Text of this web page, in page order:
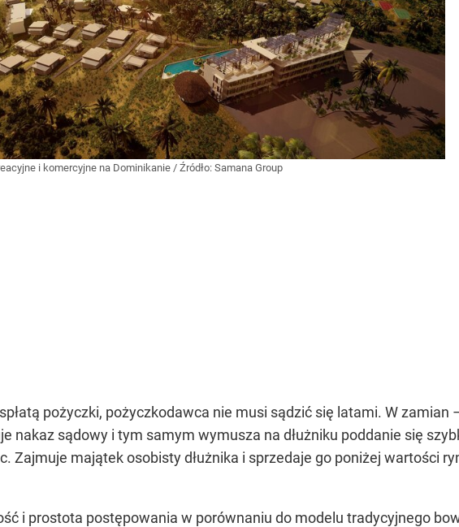
i komercyjne na Dominikanie / Źródło: Samana Group
pożyczki, pożyczkodawca nie musi sądzić się latami. W zamian
nakaz sądowy i tym samym wymusza na dłużniku poddanie się
Zajmuje majątek osobisty dłużnika i sprzedaje go poniżej wartości
i prostota postępowania w porównaniu do modelu tradycyjnego